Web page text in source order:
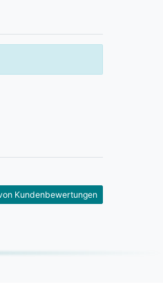
Kundenbewertungen